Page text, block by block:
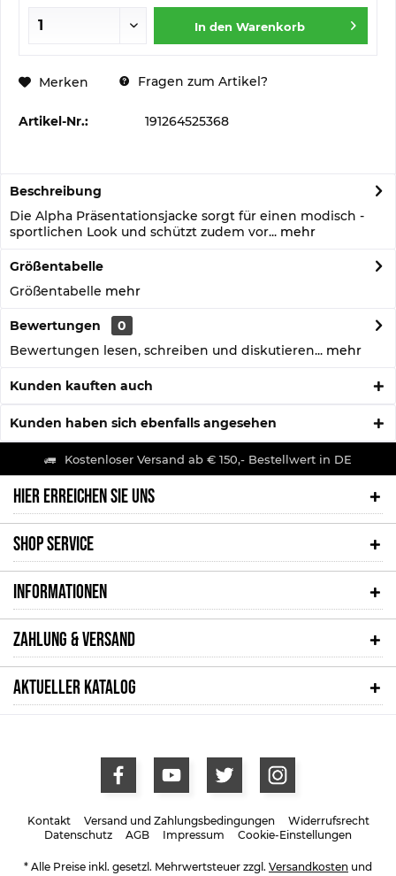
In den Warenkorb
Merken Fragen zum Artikel?
Artikel-Nr.: 191264525368
Beschreibung
Die Alpha Präsentationsjacke sorgt für einen modisch -
sportlichen Look und schützt zudem vor... mehr
Größentabelle
Größentabelle mehr
Bewertungen
0
Bewertungen lesen, schreiben und diskutieren... mehr
Kunden kauften auch
Kunden haben sich ebenfalls angesehen
Kostenloser Versand ab € 150,- Bestellwert in DE
HIER ERREICHEN SIE UNS
SHOP SERVICE
INFORMATIONEN
ZAHLUNG & VERSAND
AKTUELLER KATALOG
Kontakt Versand und Zahlungsbedingungen
Widerrufsrecht
Datenschutz
AGB Impressum Cookie-Einstellungen
* Alle Preise inkl. gesetzl. Mehrwertsteuer zzgl. Versandkosten und